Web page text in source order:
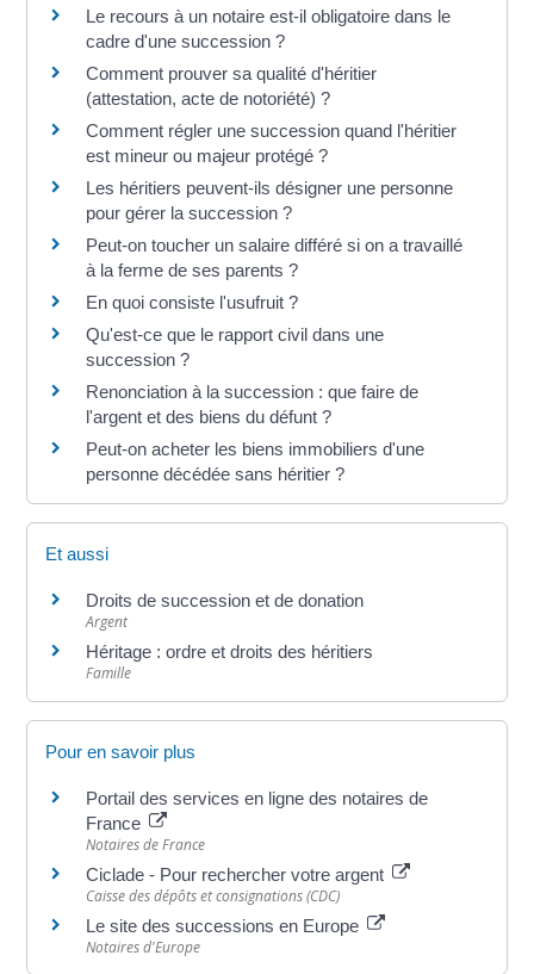
Le recours à un notaire est-il obligatoire dans le
cadre d'une succession ?
Comment prouver sa qualité d'héritier
(attestation, acte de notoriété) ?
Comment régler une succession quand l'héritier
est mineur ou majeur protégé ?
Les héritiers peuvent-ils désigner une personne
pour gérer la succession ?
Peut-on toucher un salaire différé si on a travaillé
à la ferme de ses parents ?
En quoi consiste l'usufruit ?
Qu'est-ce que le rapport civil dans une
succession ?
Renonciation à la succession : que faire de
l'argent et des biens du défunt ?
Peut-on acheter les biens immobiliers d'une
personne décédée sans héritier ?
Et aussi
Droits de succession et de donation
Argent
Héritage : ordre et droits des héritiers
Famille
Pour en savoir plus
Portail des services en ligne des notaires de
France
Notaires de France
Ciclade - Pour rechercher votre argent
Caisse des dépôts et consignations (CDC)
Le site des successions en Europe
Notaires d'Europe